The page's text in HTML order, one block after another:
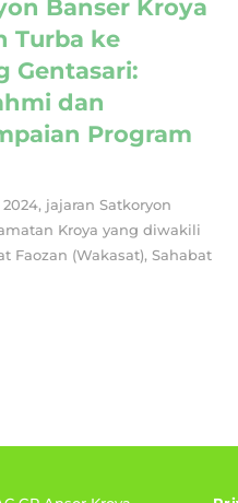
Banser Kroya
Turba ke
Gentasari:
dan
Program
jajaran Satkoryon
Kroya yang diwakili
Faozan (Wakasat), Sahabat